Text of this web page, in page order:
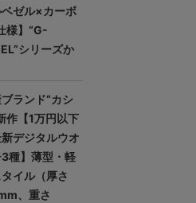
ベゼル×カーボ
様】“G-
シリーズか
ランド“カシ
作【1万円以下
デジタルウオ
3種】薄型・軽
イル（厚さ
、重さ